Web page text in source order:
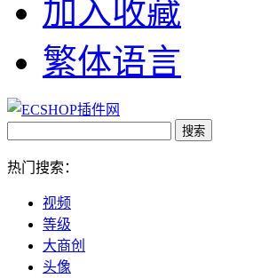
加入收藏
繁体语言
热门搜索：
视频
等级
大商创
头像